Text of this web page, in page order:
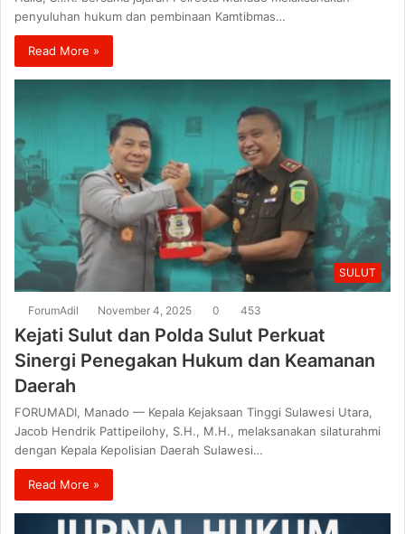
penyuluhan hukum dan pembinaan Kamtibmas…
Read More »
SULUT
ForumAdil November 4, 2025 0 453
Kejati Sulut dan Polda Sulut Perkuat
Sinergi Penegakan Hukum dan Keamanan
Daerah
FORUMADI, Manado — Kepala Kejaksaan Tinggi Sulawesi Utara,
Jacob Hendrik Pattipeilohy, S.H., M.H., melaksanakan silaturahmi
dengan Kepala Kepolisian Daerah Sulawesi…
Read More »